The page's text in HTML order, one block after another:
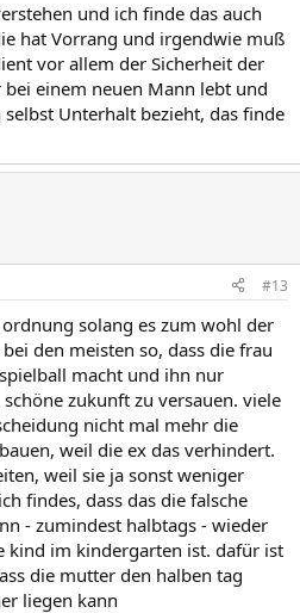
und ich finde das auch
hat Vorrang und irgendwie muß
vor allem der Sicherheit der
bei einem neuen Mann lebt und
Unterhalt bezieht, das finde
#13
solang es zum wohl der
den meisten so, dass die frau
macht und ihn nur
zukunft zu versauen. viele
nicht mal mehr die
weil die ex das verhindert.
weil sie ja sonst weniger
findes, dass das die falsche
- zumindest halbtags - wieder
kind im kindergarten ist. dafür ist
die mutter den halben tag
liegen kann